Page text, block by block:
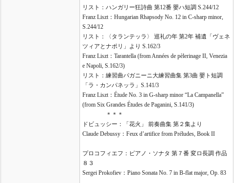
リスト：ハンガリー狂詩曲 第12番 嬰ハ短調 S.244/12
Franz Liszt：Hungarian Rhapsody No. 12 in C-sharp minor,
S.244/12
リスト：〈タランテッラ〉 巡礼の年 第2年 補遺「ヴェネ
ツィアとナポリ」より S.162/3
Franz Liszt：Tarantella (from Années de pèlerinage II, Venezia
e Napoli, S.162/3)
リスト：練習曲パガニーニ大練習曲集 第3曲 嬰ト短調
「ラ・カンパネッラ」S.141/3
Franz Liszt：Étude No. 3 in G-sharp minor “La Campanella”
(from Six Grandes Études de Paganini, S.141/3)
＊＊＊
ドビュッシー：「花火」 前奏曲集 第２集より
Claude Debussy：Feux d’artifice from Préludes, Book II
プロコフィエフ：ピアノ・ソナタ 第７番 変ロ長調 作品
８３
Sergei Prokofiev：Piano Sonata No. 7 in B-flat major, Op. 83